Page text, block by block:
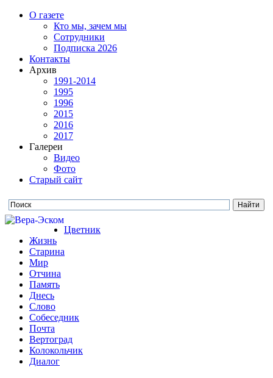
О газете
Кто мы, зачем мы
Сотрудники
Подписка 2026
Контакты
Архив
1991-2014
1995
1996
2015
2016
2017
Галереи
Видео
Фото
Старый сайт
Цветник
Жизнь
Старина
Мир
Отчина
Память
Днесь
Слово
Собеседник
Почта
Вертоград
Колокольчик
Диалог